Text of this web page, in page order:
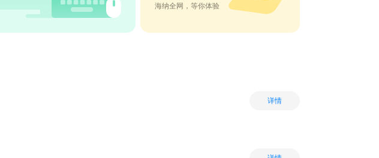
海纳全网，等你体验
详情